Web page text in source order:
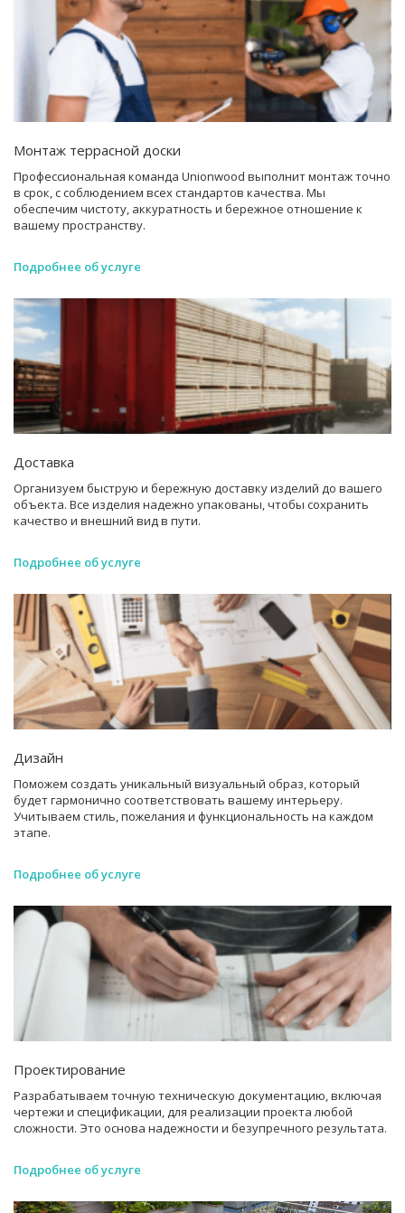
Монтаж террасной доски
Профессиональная команда Unionwood выполнит монтаж точно
в срок, с соблюдением всех стандартов качества. Мы
обеспечим чистоту, аккуратность и бережное отношение к
вашему пространству.
Подробнее об услуге
Доставка
Организуем быструю и бережную доставку изделий до вашего
объекта. Все изделия надежно упакованы, чтобы сохранить
качество и внешний вид в пути.
Подробнее об услуге
Дизайн
Поможем создать уникальный визуальный образ, который
будет гармонично соответствовать вашему интерьеру.
Учитываем стиль, пожелания и функциональность на каждом
этапе.
Подробнее об услуге
Проектирование
Разрабатываем точную техническую документацию, включая
чертежи и спецификации, для реализации проекта любой
сложности. Это основа надежности и безупречного результата.
Подробнее об услуге